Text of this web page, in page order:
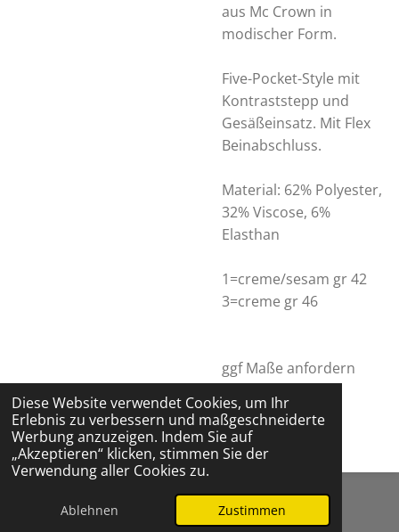
Diese Website verwendet Cookies, um Ihr
Erlebnis zu verbessern und maßgeschneiderte
Werbung anzuzeigen. Indem Sie auf
„Akzeptieren“ klicken, stimmen Sie der
Verwendung aller Cookies zu.
Ablehnen Zustimmen
aus Mc Crown in
modischer Form.
Five-Pocket-Style mit
Kontraststepp und
Gesäßeinsatz. Mit Flex
Beinabschluss.
Material: 62% Polyester,
32% Viscose, 6%
Elasthan
1=creme/sesam gr 42
3=creme gr 46
ggf Maße anfordern
© 2024 - 2026 Reitsport Keckeis
Mit Unterstützung von